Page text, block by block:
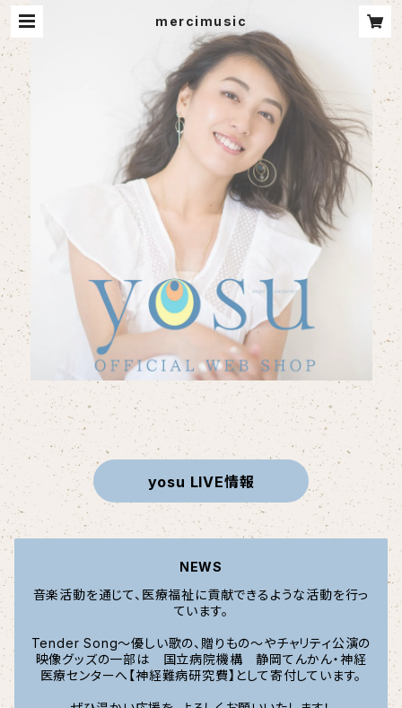
mercimusic
yosu LIVE情報
NEWS
音楽活動を通じて、医療福祉に貢献できるような活動を行っ
ています。
Tender Song〜優しい歌の、贈りもの〜やチャリティ公演の
映像グッズの一部は 国立病院機構 静岡てんかん・神経
医療センターへ【神経難病研究費】として寄付しています。